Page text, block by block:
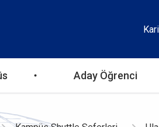
Aday Öğrenci